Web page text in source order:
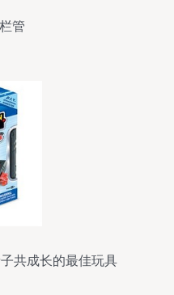
管
共成长的最佳玩具